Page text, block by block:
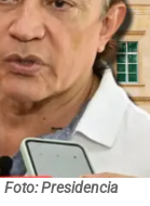
Foto: Presidencia